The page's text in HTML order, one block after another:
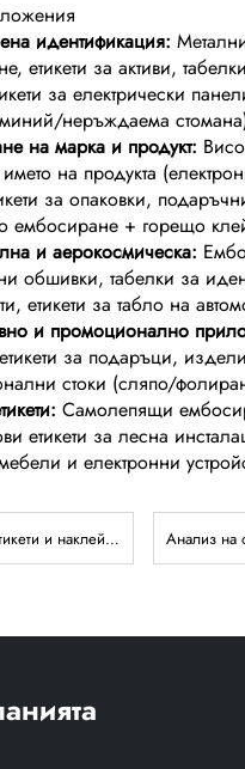
идентификация:
етикети за активи,
за електрически
неръждаема
на марка и продукт:
на продукта
за опаковки,
ембосиране + горещо
и аерокосмическа:
обшивки, табелки за
етикети за табло на
и промоционално
за подаръци,
стоки (сляпо/
Самолепящи
етикети за лесна
и електронни
покритие + гравирани двуцветни листове